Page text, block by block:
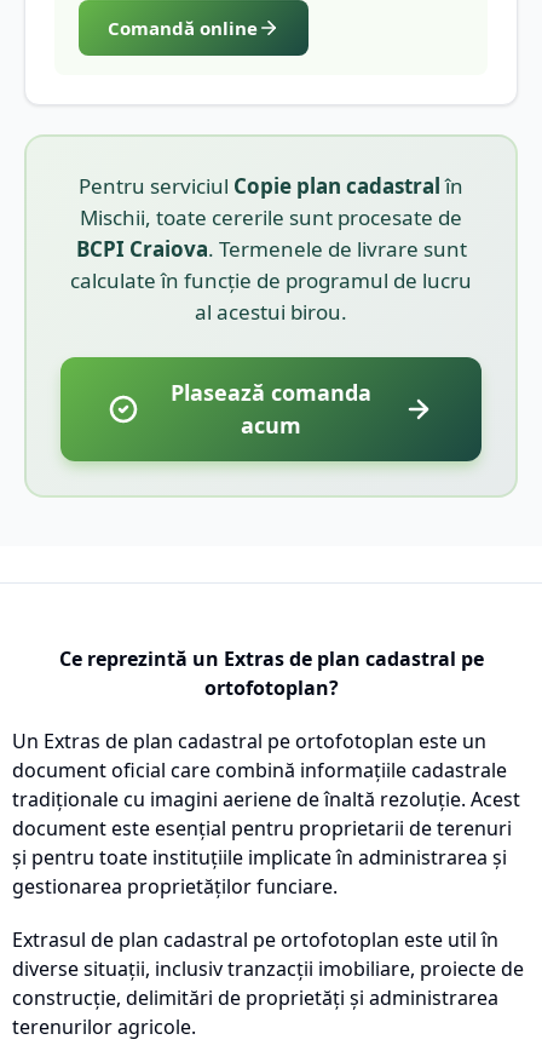
Comandă online
Pentru serviciul Copie plan cadastralîn
Mischii, toate cererile sunt procesate de
BCPI Craiova. Termenele de livrare sunt
calculate în funcție de programul de lucru
al acestui birou.
Plasează comanda
acum
Ce reprezintă un Extras de plan cadastral pe
ortofotoplan?
Un Extras de plan cadastral pe ortofotoplan este un
document oficial care combină informațiile cadastrale
tradiționale cu imagini aeriene de înaltă rezoluție. Acest
document este esențial pentru proprietarii de terenuri
și pentru toate instituțiile implicate în administrarea și
gestionarea proprietăților funciare.
Extrasul de plan cadastral pe ortofotoplan este util în
diverse situații, inclusiv tranzacții imobiliare, proiecte de
construcție, delimitări de proprietăți și administrarea
terenurilor agricole.